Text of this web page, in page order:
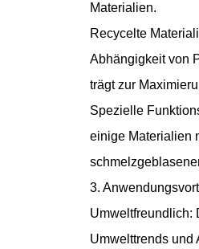
Materialien.
Recycelte
Abhängigkeit von
trägt zur
Spezielle
einige Materialien
3.
Umweltfreundlich:
Umwelttrends und